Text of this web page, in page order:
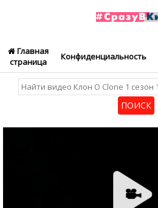
Главная
страница
Конфиденциальность